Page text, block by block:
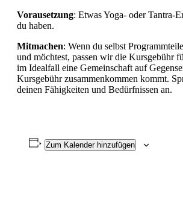
Vorausetzung: Etwas Yoga- oder Tantra-
du haben.
Mitmachen: Wenn du selbst
und möchtest, passen wir die Kursgebühr
im Idealfall eine Gemeinschaft auf
Kursgebühr zusammenkommen kommt.
deinen Fähigkeiten und Bedürfnissen an.
Zum Kalender hinzufügen